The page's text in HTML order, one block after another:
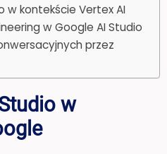
w kontekście Vertex AI
w Google AI Studio
przez
w